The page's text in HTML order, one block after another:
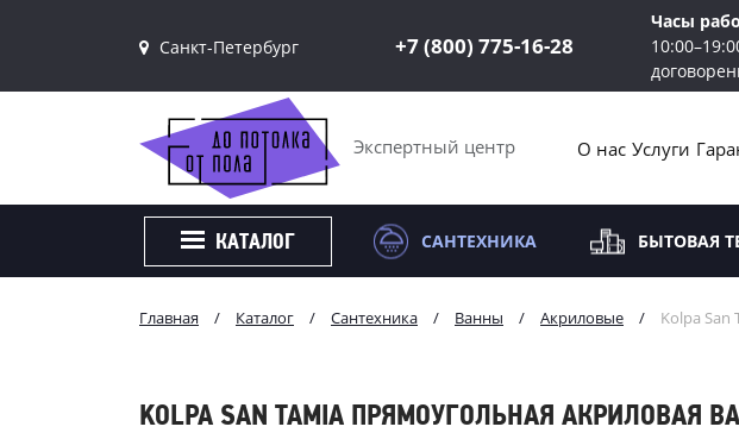
Санкт-Петербург
+7 (800) 775-16-28
Часы
Экспертный центр О нас Услуги
КАТАЛОГ САНТЕХНИКА БЫТОВАЯ
Главная / Каталог / Сантехника / Ванны / Акриловые / Kolpa San
KOLPA SAN TAMIA ПРЯМОУГОЛЬНАЯ АКРИЛОВАЯ